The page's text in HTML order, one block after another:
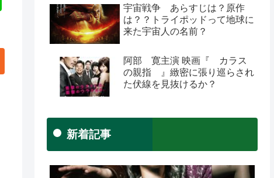
宇宙戦争 あらすじは？原作
は？？トライポッドって地球に
来た宇宙人の名前？
阿部 寛主演 映画『 カラス
の親指 』緻密に張り巡らされ
た伏線を見抜けるか？
新着記事